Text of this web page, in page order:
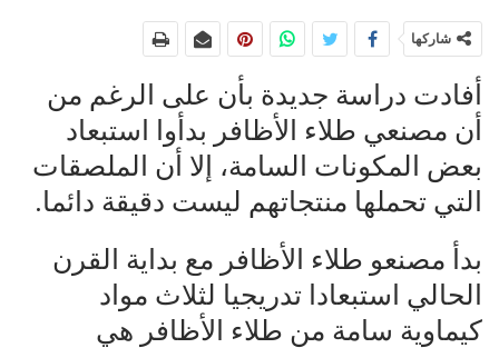
شاركها
أفادت دراسة جديدة بأن على الرغم من
أن مصنعي طلاء الأظافر بدأوا استبعاد
بعض المكونات السامة، إلا أن الملصقات
التي تحملها منتجاتهم ليست دقيقة دائما.
بدأ مصنعو طلاء الأظافر مع بداية القرن
الحالي استبعادا تدريجيا لثلاث مواد
كيماوية سامة من طلاء الأظافر هي